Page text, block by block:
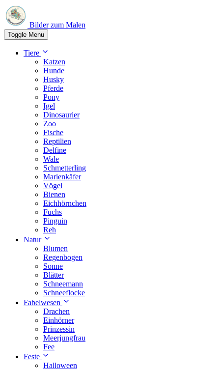
Bilder zum Malen
Toggle Menu
Tiere
Katzen
Hunde
Husky
Pferde
Pony
Igel
Dinosaurier
Zoo
Fische
Reptilien
Delfine
Wale
Schmetterling
Marienkäfer
Vögel
Bienen
Eichhörnchen
Fuchs
Pinguin
Reh
Natur
Blumen
Regenbogen
Sonne
Blätter
Schneemann
Schneeflocke
Fabelwesen
Drachen
Einhörner
Prinzessin
Meerjungfrau
Fee
Feste
Halloween